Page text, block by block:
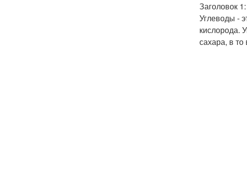
Заголовок
Углеводы -
кислорода.
сахара, в